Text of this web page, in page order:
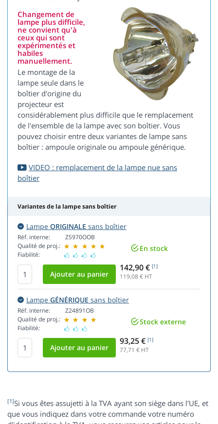
Changement de
lampe plus difficile,
ne convient qu'à
ceux qui sont
expérimentés et
habiles
manuellement.
Le montage de la
lampe seule dans le
boîtier d'origine du
projecteur est
considérablement plus difficile que le remplacement
de l'ensemble de la lampe avec son boîtier. Vous
pouvez choisir entre deux variantes de lampe sans
boîtier : ampoule originale ou ampoule générique.
VIDEO : remplacement de la lampe nue sans
boîtier
Variantes de la lampe sans boîtier
Lampe ORIGINALE sans boîtier
Réf. interne:
Qualité de proj.:
Fiabilité:
Z5970OOB
En stock
142,90 € [1]
119,08€ HT
Lampe GÉNÉRIQUE sans boîtier
Réf. interne:
Qualité de proj.:
Fiabilité:
Z24891OB
Stock externe
93,25 € [1]
77,71 € HT
[1]Si vous êtes assujetti à la TVA ayant son siège dans l'UE, et
que vous indiquez dans votre commande votre numéro